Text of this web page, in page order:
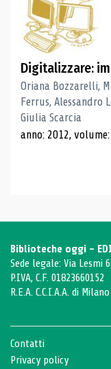
Digitalizzare:
Oriana Bozzarelli,
Ferrus, Alessandro
Giulia Scarcia
anno: 2012,
Biblioteche oggi -
Sede legale: Via Lesmi
P.IVA, C.F. 01823660152
R.E.A. C.C.I.A.A. di
Contatti
Privacy policy